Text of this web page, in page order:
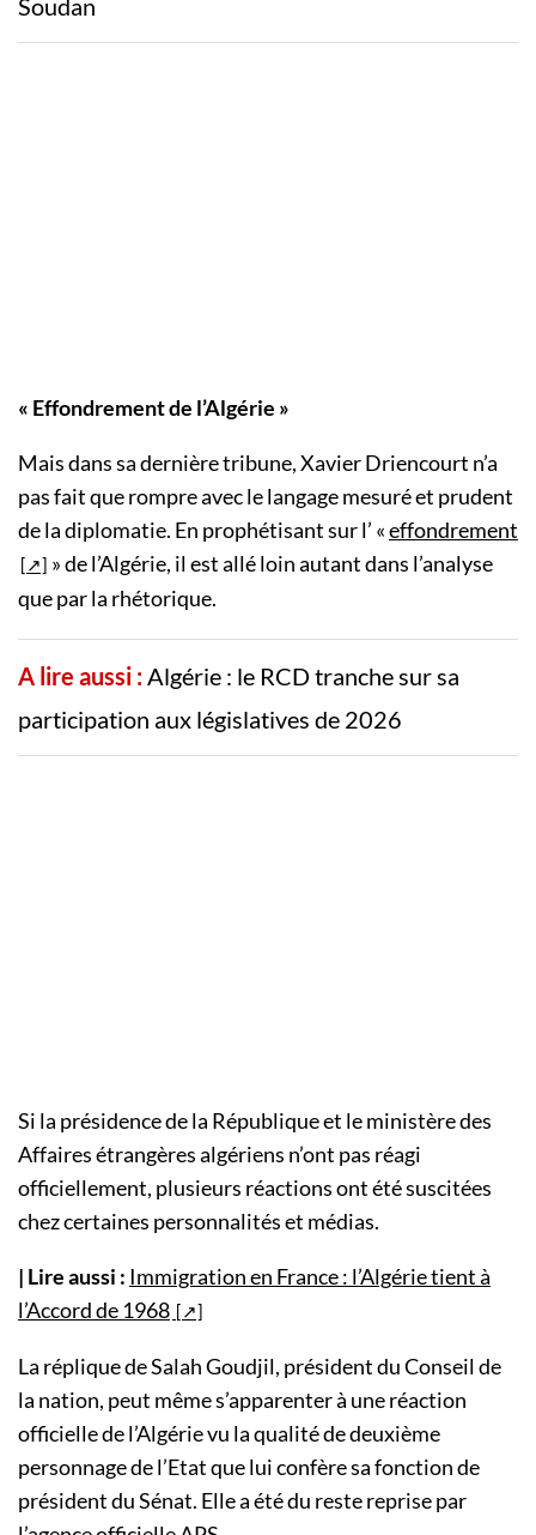
« Effondrement de l’Algérie »
Mais dans sa dernière tribune, Xavier Driencourt n’a
pas fait que rompre avec le langage mesuré et prudent
de la diplomatie. En prophétisant sur l’ «effondrement
» de l’Algérie, il est allé loin autant dans l’analyse
que par la rhétorique.
A lire aussi : Algérie : le RCD tranche sur sa
participation aux législatives de 2026
Si la présidence de la République et le ministère des
Affaires étrangères algériens n’ont pas réagi
officiellement, plusieurs réactions ont été suscitées
chez certaines personnalités et médias.
| Lire aussi : Immigration en France : l’Algérie tient à
l’Accord de 1968
La réplique de Salah Goudjil, président du Conseil de
la nation, peut même s’apparenter à une réaction
officielle de l’Algérie vu la qualité de deuxième
personnage de l’Etat que lui confère sa fonction de
président du Sénat. Elle a été du reste reprise par